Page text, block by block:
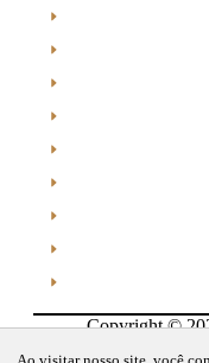
Copyright ©